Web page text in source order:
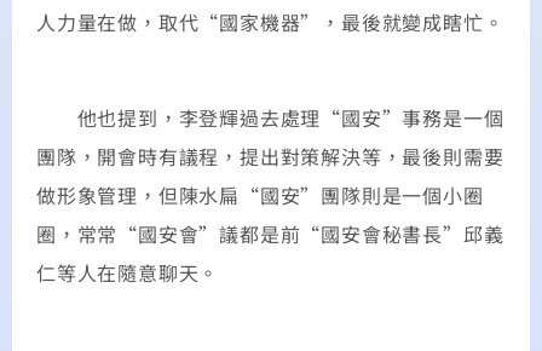
人力量在做，取代“國家機器”，最後就變成瞎忙。
他也提到，李登輝過去處理“國安”事務是一個
團隊，開會時有議程，提出對策解決等，最後則需要
做形象管理，但陳水扁“國安”團隊則是一個小圈
圈，常常“國安會”議都是前“國安會秘書長”邱義
仁等人在隨意聊天。